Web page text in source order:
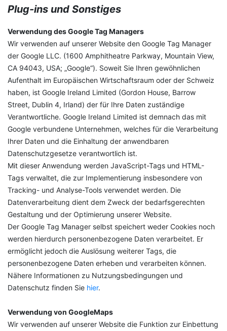
Plug-ins und Sonstiges
Verwendung des Google Tag Managers
Wir verwenden auf unserer Website den Google Tag Manager
der Google LLC. (1600 Amphitheatre Parkway, Mountain View,
CA 94043, USA; „Google“). Soweit Sie Ihren gewöhnlichen
Aufenthalt im Europäischen Wirtschaftsraum oder der Schweiz
haben, ist Google Ireland Limited (Gordon House, Barrow
Street, Dublin 4, Irland) der für Ihre Daten zuständige
Verantwortliche. Google Ireland Limited ist demnach das mit
Google verbundene Unternehmen, welches für die Verarbeitung
Ihrer Daten und die Einhaltung der anwendbaren
Datenschutzgesetze verantwortlich ist.
Mit dieser Anwendung werden JavaScript-Tags und HTML-
Tags verwaltet, die zur Implementierung insbesondere von
Tracking- und Analyse-Tools verwendet werden. Die
Datenverarbeitung dient dem Zweck der bedarfsgerechten
Gestaltung und der Optimierung unserer Website.
Der Google Tag Manager selbst speichert weder Cookies noch
werden hierdurch personenbezogene Daten verarbeitet. Er
ermöglicht jedoch die Auslösung weiterer Tags, die
personenbezogene Daten erheben und verarbeiten können.
Nähere Informationen zu Nutzungsbedingungen und
Datenschutz finden Sie hier.
Verwendung von GoogleMaps
Wir verwenden auf unserer Website die Funktion zur Einbettung